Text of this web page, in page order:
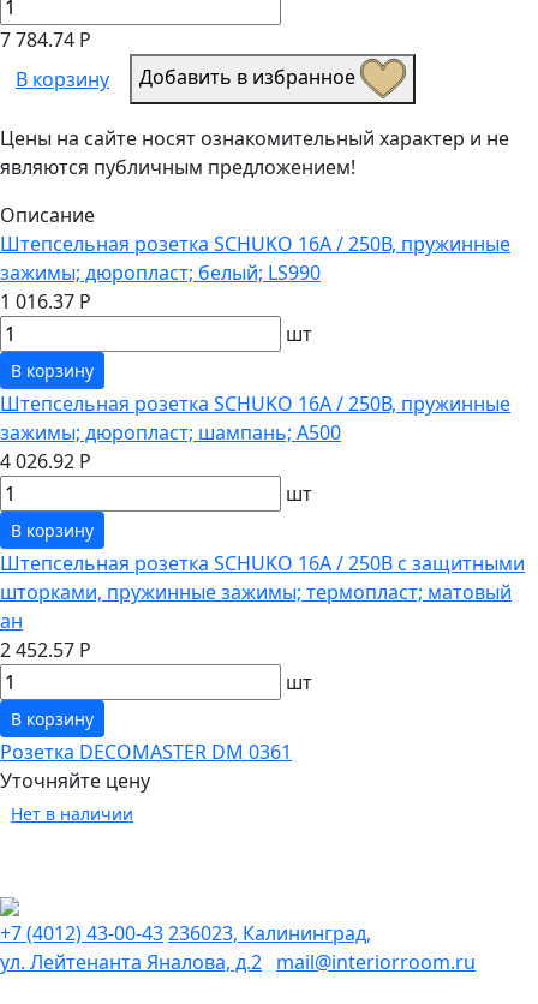
7 784.74 Р
В корзину
Добавить в избранное
Цены на сайте носят ознакомительный характер и не
являются публичным предложением!
Описание
Штепсельная розетка SCHUKO 16А / 250В, пружинные
зажимы; дюропласт; белый; LS990
1 016.37 Р
шт
В корзину
Штепсельная розетка SCHUKO 16А / 250В, пружинные
зажимы; дюропласт; шампань; A500
4 026.92 Р
шт
В корзину
Штепсельная розетка SCHUKO 16А / 250В с защитными
шторками, пружинные зажимы; термопласт; матовый
ан
2 452.57 Р
шт
В корзину
Розетка DECOMASTER DM 0361
Уточняйте цену
Нет в наличии
+7 (4012) 43-00-43236023, Калининград,
ул. Лейтенанта Яналова, д.2 mail@interiorroom.ru